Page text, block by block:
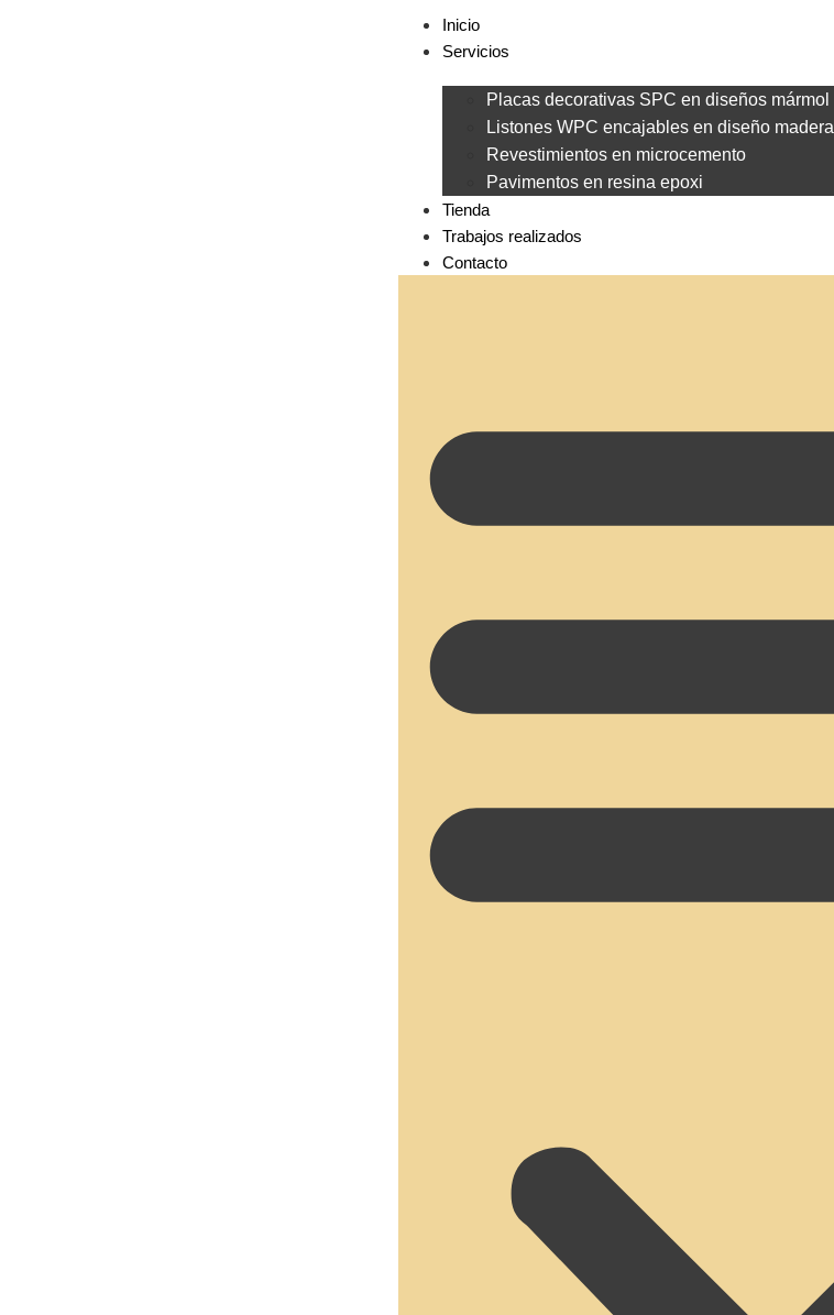
Inicio
Servicios
Placas decorativas SPC en diseños mármol
Listones WPC encajables en diseño madera
Revestimientos en microcemento
Pavimentos en resina epoxi
Tienda
Trabajos realizados
Contacto